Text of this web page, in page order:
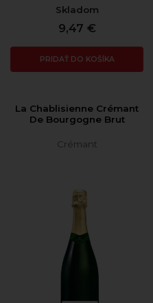
Skladom
9,47 €
PRIDAŤ DO KOŠÍKA
La Chablisienne Crémant
De Bourgogne Brut
Crémant